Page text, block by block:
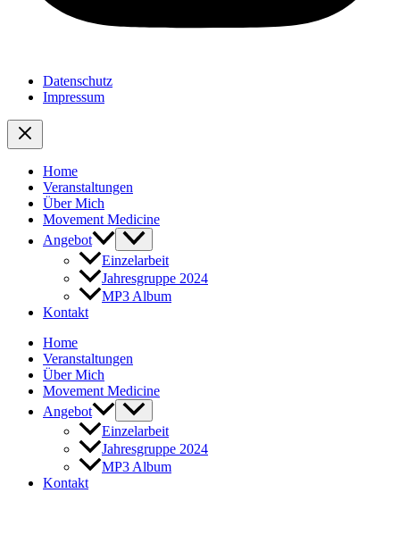
Datenschutz
Impressum
Home
Veranstaltungen
Über Mich
Movement Medicine
Angebot
Einzelarbeit
Jahresgruppe 2024
MP3 Album
Kontakt
Home
Veranstaltungen
Über Mich
Movement Medicine
Angebot
Einzelarbeit
Jahresgruppe 2024
MP3 Album
Kontakt